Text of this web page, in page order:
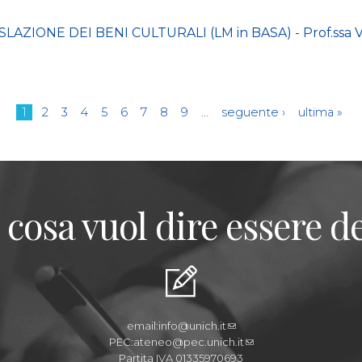
DEI BENI CULTURALI (LM in BASA) - Prof.ssa
1 2 3 4 5 6 7 8 9 … seguente › ultima »
vuol dire essere
email:info@unich.it
PEC:ateneo@pec.unich.it
Partita IVA 01335970693